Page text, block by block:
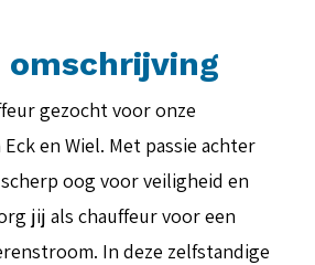
omschrijving
gezocht voor onze
en Wiel. Met passie achter
oog voor veiligheid en
jij als chauffeur voor een
In deze zelfstandige